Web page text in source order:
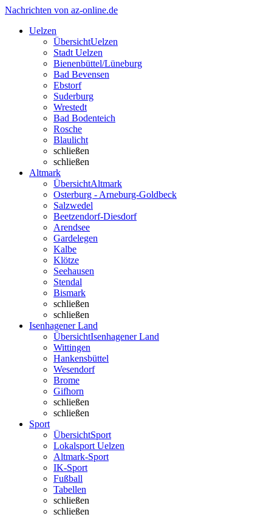
Nachrichten von az-online.de
Uelzen
ÜbersichtUelzen
Stadt Uelzen
Bienenbüttel/Lüneburg
Bad Bevensen
Ebstorf
Suderburg
Wrestedt
Bad Bodenteich
Rosche
Blaulicht
schließen
schließen
Altmark
ÜbersichtAltmark
Osterburg - Arneburg-Goldbeck
Salzwedel
Beetzendorf-Diesdorf
Arendsee
Gardelegen
Kalbe
Klötze
Seehausen
Stendal
Bismark
schließen
schließen
Isenhagener Land
ÜbersichtIsenhagener Land
Wittingen
Hankensbüttel
Wesendorf
Brome
Gifhorn
schließen
schließen
Sport
ÜbersichtSport
Lokalsport Uelzen
Altmark-Sport
IK-Sport
Fußball
Tabellen
schließen
schließen